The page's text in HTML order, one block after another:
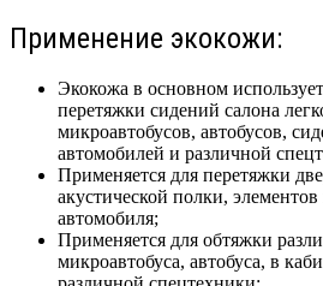
Применение экокожи:
Экокожа в основном
перетяжки сидений салона
микроавтобусов, автобусов,
автомобилей и различной
Применяется для перетяжки
акустической полки,
автомобиля;
Применяется для обтяжки
микроавтобуса, автобуса, в